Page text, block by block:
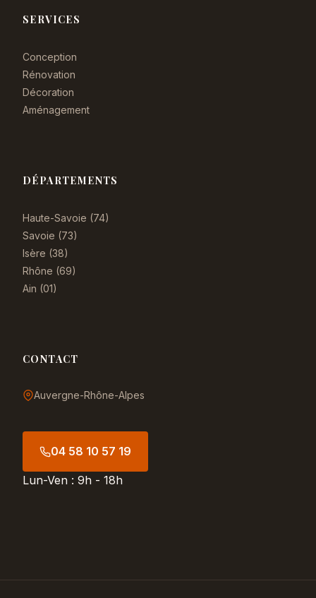
SERVICES
Conception
Rénovation
Décoration
Aménagement
DÉPARTEMENTS
Haute-Savoie (74)
Savoie (73)
Isère (38)
Rhône (69)
Ain (01)
CONTACT
Auvergne-Rhône-Alpes
04 58 10 57 19
Lun-Ven : 9h - 18h